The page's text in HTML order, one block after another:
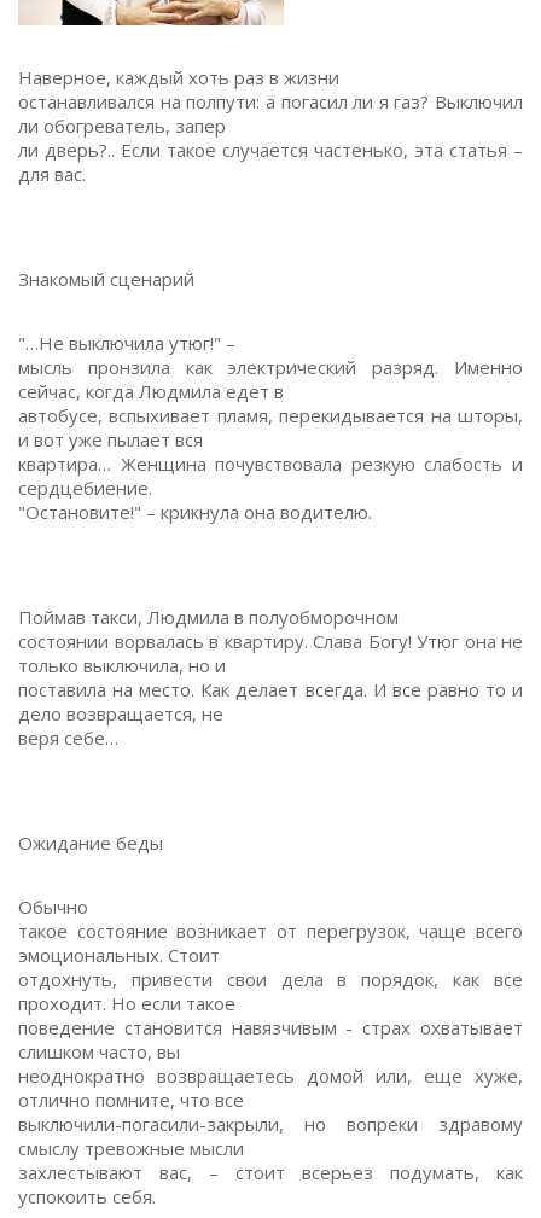
Наверное, каждый хоть раз в жизни
останавливался на полпути: а погасил ли я газ? Выключил
ли обогреватель, запер
ли дверь?.. Если такое случается частенько, эта статья –
для вас.
Знакомый сценарий
"…Не выключила утюг!" –
мысль пронзила как электрический разряд. Именно
сейчас, когда Людмила едет в
автобусе, вспыхивает пламя, перекидывается на шторы,
и вот уже пылает вся
квартира… Женщина почувствовала резкую слабость и
сердцебиение.
"Остановите!" – крикнула она водителю.
Поймав такси, Людмила в полуобморочном
состоянии ворвалась в квартиру. Слава Богу! Утюг она не
только выключила, но и
поставила на место. Как делает всегда. И все равно то и
дело возвращается, не
веря себе…
Ожидание беды
Обычно
такое состояние возникает от перегрузок, чаще всего
эмоциональных. Стоит
отдохнуть, привести свои дела в порядок, как все
проходит. Но если такое
поведение становится навязчивым - страх охватывает
слишком часто, вы
неоднократно возвращаетесь домой или, еще хуже,
отлично помните, что все
выключили-погасили-закрыли, но вопреки здравому
смыслу тревожные мысли
захлестывают вас, – стоит всерьез подумать, как
успокоить себя.